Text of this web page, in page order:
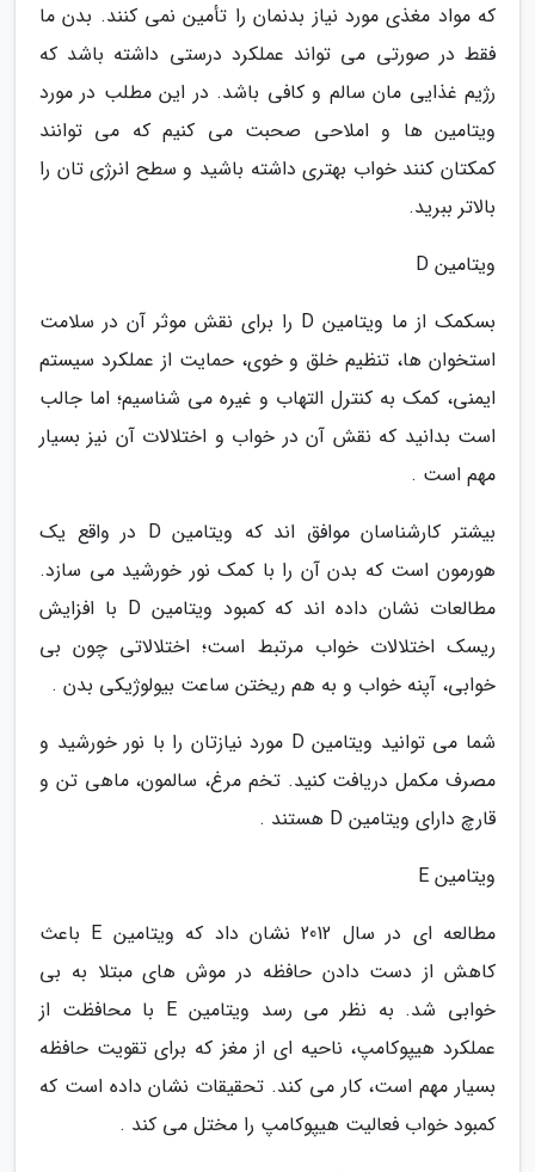
که مواد مغذی مورد نیاز بدنمان را تأمین نمی کنند. بدن ما
فقط در صورتی می تواند عملکرد درستی داشته باشد که
رژیم غذایی مان سالم و کافی باشد. در این مطلب در مورد
ویتامین ها و املاحی صحبت می کنیم که می توانند
کمکتان کنند خواب بهتری داشته باشید و سطح انرژی تان را
بالاتر ببرید.
ویتامین D
بسکمک از ما ویتامین D را برای نقش موثر آن در سلامت
استخوان ها، تنظیم خلق و خوی، حمایت از عملکرد سیستم
ایمنی، کمک به کنترل التهاب و غیره می شناسیم؛ اما جالب
است بدانید که نقش آن در خواب و اختلالات آن نیز بسیار
مهم است .
بیشتر کارشناسان موافق اند که ویتامین D در واقع یک
هورمون است که بدن آن را با کمک نور خورشید می سازد.
مطالعات نشان داده اند که کمبود ویتامین D با افزایش
ریسک اختلالات خواب مرتبط است؛ اختلالاتی چون بی
خوابی، آپنه خواب و به هم ریختن ساعت بیولوژیکی بدن .
شما می توانید ویتامین D مورد نیازتان را با نور خورشید و
مصرف مکمل دریافت کنید. تخم مرغ، سالمون، ماهی تن و
قارچ دارای ویتامین D هستند .
ویتامین E
مطالعه ای در سال 2012 نشان داد که ویتامین E باعث
کاهش از دست دادن حافظه در موش های مبتلا به بی
خوابی شد. به نظر می رسد ویتامین E با محافظت از
عملکرد هیپوکامپ، ناحیه ای از مغز که برای تقویت حافظه
بسیار مهم است، کار می کند. تحقیقات نشان داده است که
کمبود خواب فعالیت هیپوکامپ را مختل می کند .